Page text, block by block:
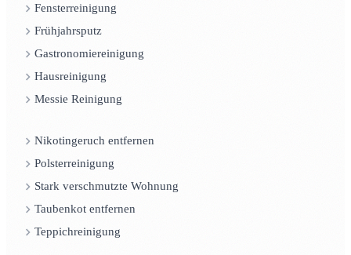
Fensterreinigung
Frühjahrsputz
Gastronomiereinigung
Hausreinigung
Messie Reinigung
Nikotingeruch entfernen
Polsterreinigung
Stark verschmutzte Wohnung
Taubenkot entfernen
Teppichreinigung